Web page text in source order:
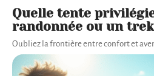
Quelle tente
randonnée ou un
Oubliez la frontière entre confort et